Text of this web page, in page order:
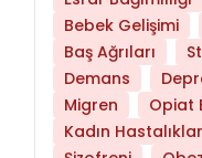
Daha Az
Bebek Gelişimi
Baş Ağrıları
Demans
Migren
Opiat
Kadın